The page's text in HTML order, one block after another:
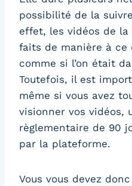
possibilité de la
effet, les vidéos de
faits de manière à ce
comme si l’on était
Toutefois, il est
même si vous avez
visionner vos vidéos,
règlementaire de 90
par la plateforme.
Vous vous devez